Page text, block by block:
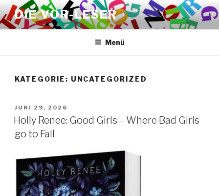
Zum
Inhalt
springen
DIE VOR-LESER
Menü
KATEGORIE: UNCATEGORIZED
VERÖFFENTLICHT
AM
JUNI 29, 2026
Holly Renee: Good Girls – Where Bad Girls
go to Fall